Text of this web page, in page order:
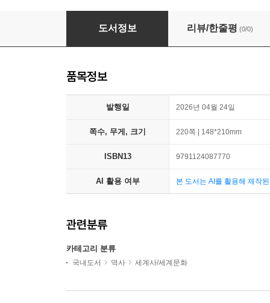
파리 PARIS - 5. 도시와 철학
도서정보 리뷰/한줄평 (0/0)
품목정보
발행일 2026년 04월 24일
쪽수, 무게, 크기 220쪽 | 148*210mm
ISBN13 9791124087770
AI 활용 여부 본 도서는 AI를 활용해 제작
관련분류
카테고리 분류
국내도서 역사 세계사/세계문화